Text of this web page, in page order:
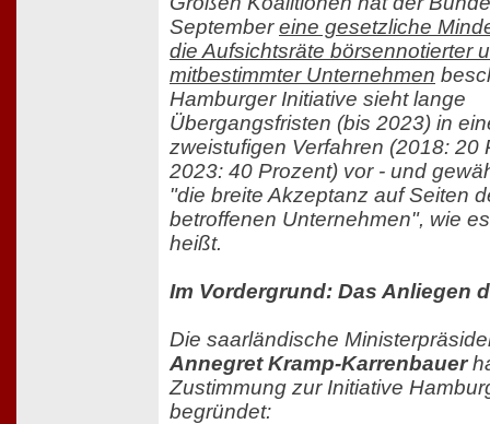
Septembereine gesetzliche
die Aufsichtsräte börsennotierter
mitbestimmter Unternehmen
Hamburger Initiative sieht lange
Übergangsfristen (bis 2023) in
zweistufigen Verfahren (2018: 20
2023: 40 Prozent) vor - und
"die breite Akzeptanz auf Seiten
betroffenen Unternehmen", wie
heißt.
Im Vordergrund: Das Anliegen
Die saarländische
Annegret Kramp-Karrenbauer
Zustimmung zur Initiative
begründet: